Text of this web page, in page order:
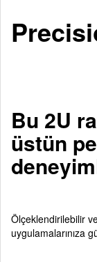
Bu 2U
üstün
Ölçeklendirilebilir
uygulamalarınıza